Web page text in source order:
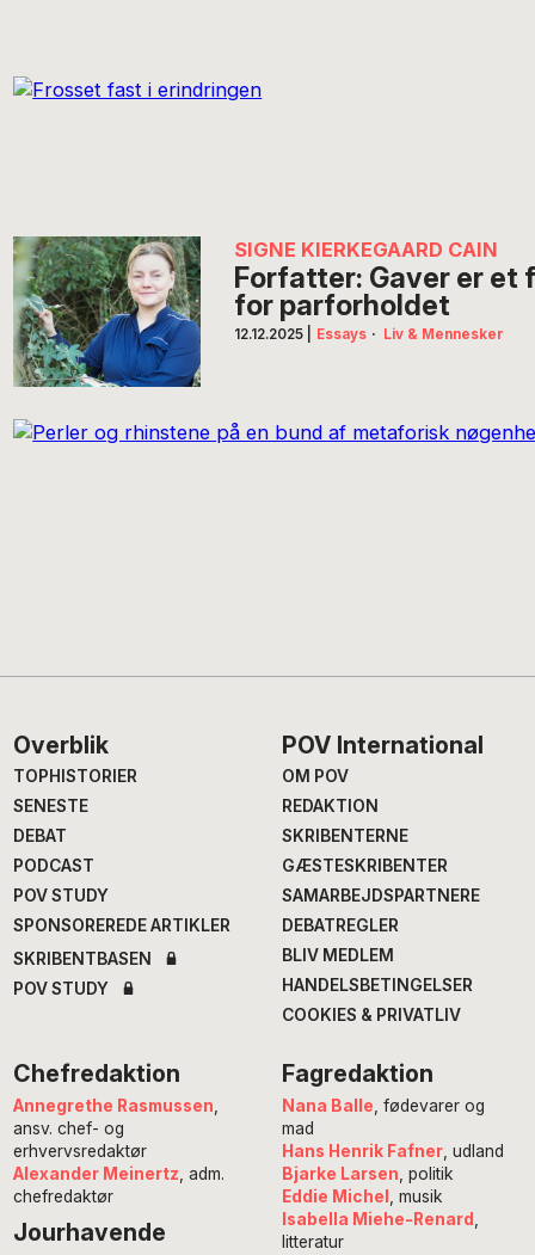
SIGNE KIERKEGAARD CAIN
Forfatter: Gaver er et
for parforholdet
12.12.2025 Essays · Liv & Mennesker
Footer
Overblik
TOPHISTORIER
SENESTE
DEBAT
PODCAST
POV STUDY
SPONSOREREDE ARTIKLER
SKRIBENTBASEN
POV STUDY
POV International
OM POV
REDAKTION
SKRIBENTERNE
GÆSTESKRIBENTER
SAMARBEJDSPARTNERE
DEBATREGLER
BLIV MEDLEM
HANDELSBETINGELSER
COOKIES & PRIVATLIV
Chefredaktion
Annegrethe Rasmussen
ansv. chef- og
erhvervsredaktør
Alexander Meinertz , adm.
chefredaktør
Jourhavende
Fagredaktion
Nana Balle , fødevarer og
mad
Hans Henrik Fafner, udland
Bjarke Larsen , politik
Eddie Michel , musik
Isabella Miehe-Renard
litteratur